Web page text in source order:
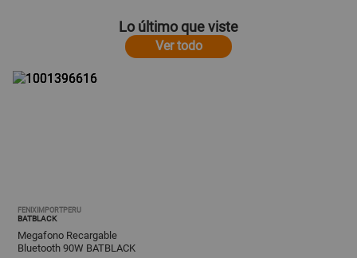
Lo último que viste
Ver todo
FENIXIMPORTPERU
BATBLACK
Megafono Recargable
Bluetooth 90W BATBLACK